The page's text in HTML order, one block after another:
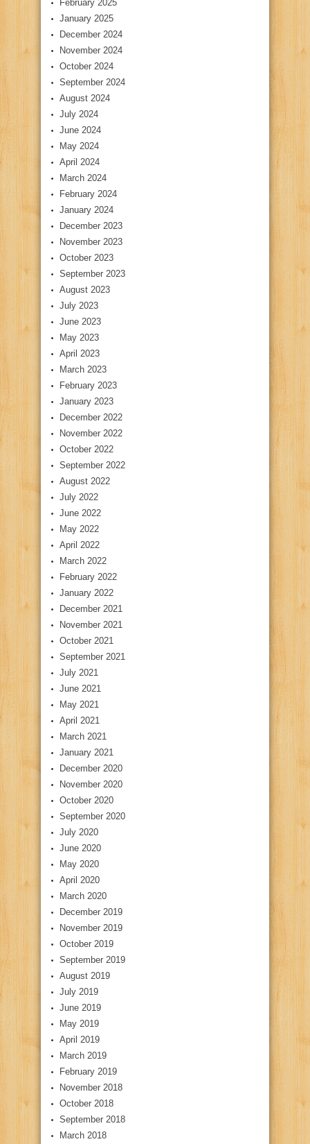
February 2025
January 2025
December 2024
November 2024
October 2024
September 2024
August 2024
July 2024
June 2024
May 2024
April 2024
March 2024
February 2024
January 2024
December 2023
November 2023
October 2023
September 2023
August 2023
July 2023
June 2023
May 2023
April 2023
March 2023
February 2023
January 2023
December 2022
November 2022
October 2022
September 2022
August 2022
July 2022
June 2022
May 2022
April 2022
March 2022
February 2022
January 2022
December 2021
November 2021
October 2021
September 2021
July 2021
June 2021
May 2021
April 2021
March 2021
January 2021
December 2020
November 2020
October 2020
September 2020
July 2020
June 2020
May 2020
April 2020
March 2020
December 2019
November 2019
October 2019
September 2019
August 2019
July 2019
June 2019
May 2019
April 2019
March 2019
February 2019
November 2018
October 2018
September 2018
March 2018